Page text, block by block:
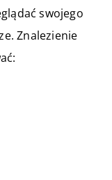
swojego
Znalezienie